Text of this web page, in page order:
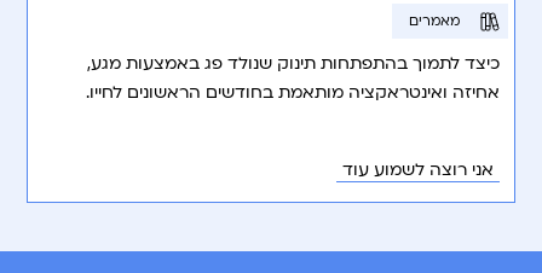
מאמרים
כיצד לתמוך בהתפתחות תינוק שנולד פג באמצעות מגע,
אחיזה ואינטראקציה מותאמת בחודשים הראשונים לחייו.
אני רוצה לשמוע עוד